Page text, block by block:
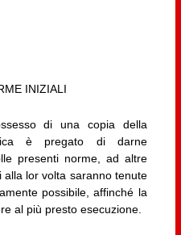
INIZIALI
di una copia della
è pregato di darne
presenti norme, ad altre
lor volta saranno tenute
possibile, affinché la
al più presto esecuzione.